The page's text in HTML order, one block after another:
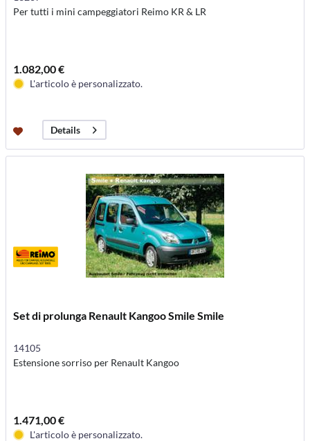
Per tutti i mini campeggiatori Reimo KR & LR
1.082,00 €
L'articolo è personalizzato.
Details
Set di prolunga Renault Kangoo Smile Smile
14105
Estensione sorriso per Renault Kangoo
1.471,00 €
L'articolo è personalizzato.